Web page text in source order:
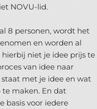
NOVU-lid.
8 personen, wordt het
en worden al
niet je idee prijs te
van idee naar
met je idee en wat
maken. En dat
basis voor iedere